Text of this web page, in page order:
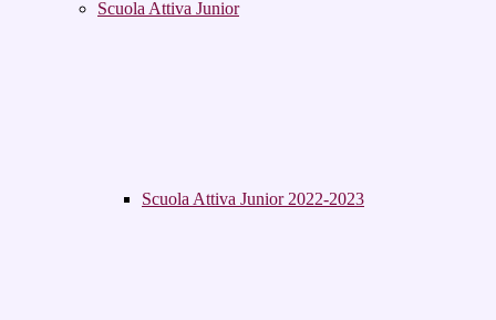
Scuola Attiva Junior
Scuola Attiva Junior 2022-2023